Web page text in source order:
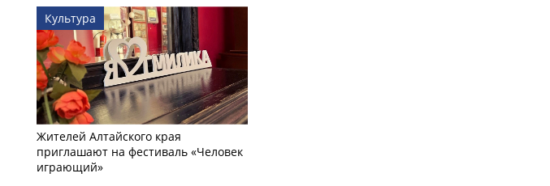
Культура
Жителей Алтайского края
приглашают на фестиваль «Человек
играющий»